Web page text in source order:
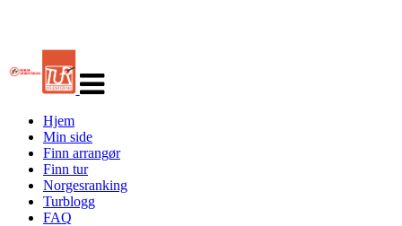
navigasjon
Hjem
Min side
Finn arrangør
Finn tur
Norgesranking
Turblogg
FAQ